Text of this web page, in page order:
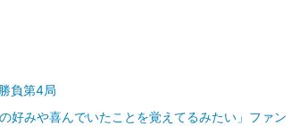
負第4局
好みや喜んでいたことを覚えてるみたい」ファン